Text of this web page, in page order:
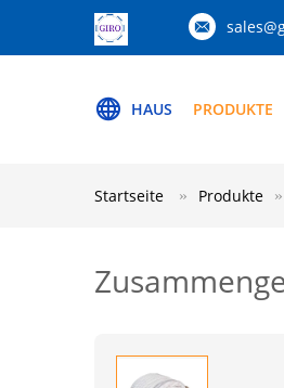
HAUS PRODUKTE
Startseite Produkte